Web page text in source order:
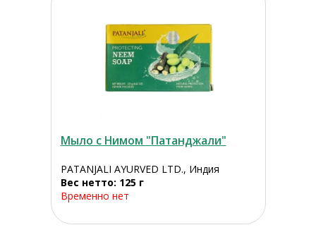
Мыло с Нимом "Патанджали"
PATANJALI AYURVED LTD., Индия
Вес нетто: 125 г
Временно нет